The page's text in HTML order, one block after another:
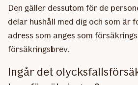
Den gäller dessutom för de
delar hushåll med dig och som är
adress som anges som
försäkringsbrev.
Ingår det